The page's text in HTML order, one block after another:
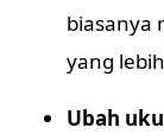
biasanya
yang
Ubah